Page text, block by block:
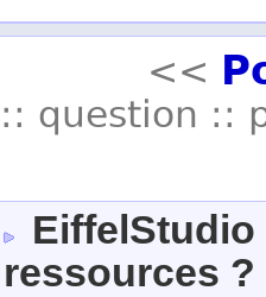
<<
:: question ::
ressources ?